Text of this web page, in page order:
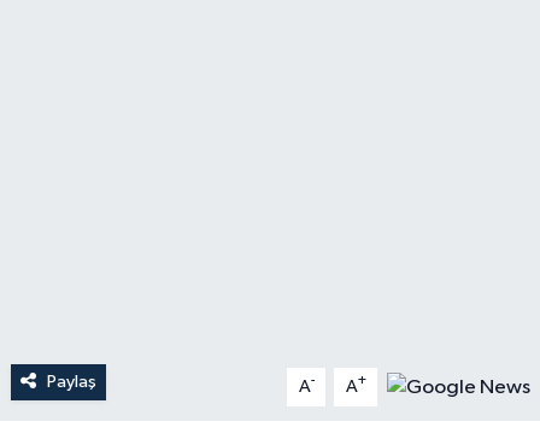
Paylaş A- A+
Teknoloji